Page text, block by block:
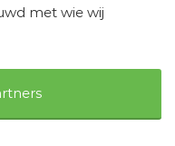
met wie wij